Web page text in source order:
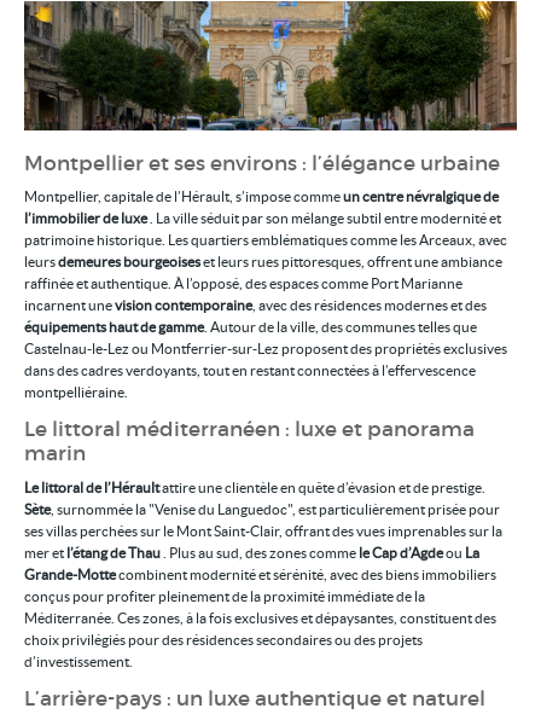
Montpellier et ses environs : l’élégance urbaine
Montpellier, capitale de l’Hérault, s’impose commeun centre névralgique de
l’immobilier de luxe . La ville séduit par son mélange subtil entre modernité et
patrimoine historique. Les quartiers emblématiques comme les Arceaux, avec
leursdemeures bourgeoiseset leurs rues pittoresques, offrent une ambiance
raffinée et authentique. À l’opposé, des espaces comme Port Marianne
incarnent unevision contemporaine, avec des résidences modernes et des
équipements haut de gamme. Autour de la ville, des communes telles que
Castelnau-le-Lez ou Montferrier-sur-Lez proposent des propriétés exclusives
dans des cadres verdoyants, tout en restant connectées à l’effervescence
montpelliéraine.
Le littoral méditerranéen : luxe et panorama
marin
Le littoral de l’Héraultattire une clientèle en quête d’évasion et de prestige.
Sète, surnommée la "Venise du Languedoc", est particulièrement prisée pour
ses villas perchées sur le Mont Saint-Clair, offrant des vues imprenables sur la
mer et l’étang de Thau . Plus au sud, des zones comme le Cap d’Agdeou La
Grande-Mottecombinent modernité et sérénité, avec des biens immobiliers
conçus pour profiter pleinement de la proximité immédiate de la
Méditerranée. Ces zones, à la fois exclusives et dépaysantes, constituent des
choix privilégiés pour des résidences secondaires ou des projets
d’investissement.
L’arrière-pays : un luxe authentique et naturel